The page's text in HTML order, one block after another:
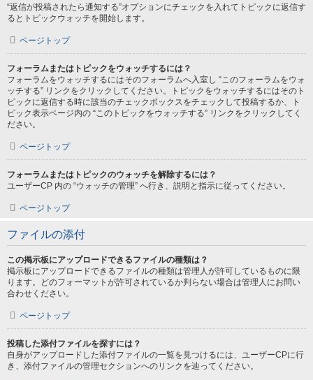
“返信が投稿されたら通知する”オプションにチェックを入れてトピックに返信す
るとトピックウォッチを開始します。
ページトップ
フォーラムまたはトピックをウォッチするには？
フォーラムをウォッチするにはそのフォーラムへ入室し “このフォーラムをウォ
ッチする” リンクをクリックしてください。トピックをウォッチするにはそのト
ピックに返信する時に該当のチェックボックスをチェックして投稿するか、ト
ピック表示ページ内の “このトピックをウォッチする” リンクをクリックしてく
ださい。
ページトップ
フォーラムまたはトピックのウォッチを解除するには？
ユーザーCP 内の “ウォッチの管理” へ行き、説明と指示に従ってください。
ページトップ
ファイルの添付
この掲示板にアップロードできるファイルの種類は？
掲示板にアップロードできるファイルの種類は管理人が許可しているものに限
ります。どのフォーマットが許可されているか判らない場合は管理人にお問い
合わせください。
ページトップ
投稿した添付ファイルを探すには？
自身がアップロードした添付ファイルの一覧を見つけるには、ユーザーCPに行
き、添付ファイルの管理セクションへのリンクを辿ってください。